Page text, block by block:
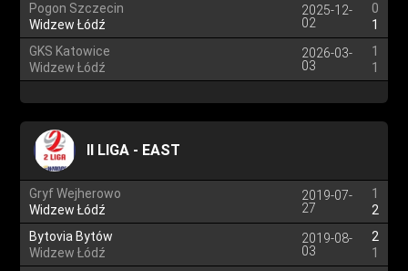
Pogon Szczecin
Widzew Łódź
2025-12-
02
0
1
GKS Katowice
Widzew Łódź
2026-03-
03
1
1
II LIGA - EAST
Gryf Wejherowo
Widzew Łódź
2019-07-
27
1
2
Bytovia Bytów
Widzew Łódź
2019-08-
03
2
1